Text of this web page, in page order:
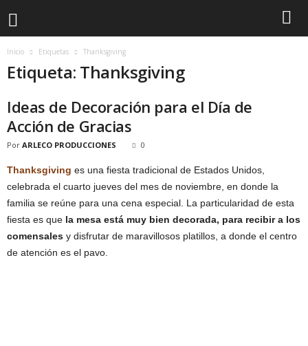
Inicio Etiquetas Thanksgiving
Etiqueta: Thanksgiving
Ideas de Decoración para el Día de
Acción de Gracias
Por ARLECO PRODUCCIONES 0
Thanksgiving es una fiesta tradicional de Estados Unidos,
celebrada el cuarto jueves del mes de noviembre, en donde la
familia se reúne para una cena especial. La particularidad de esta
fiesta es que la mesa está muy bien decorada, para recibir a los
comensales y disfrutar de maravillosos platillos, a donde el centro
de atención es el pavo.